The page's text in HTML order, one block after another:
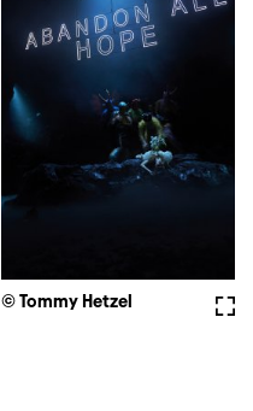
© Tommy Hetzel